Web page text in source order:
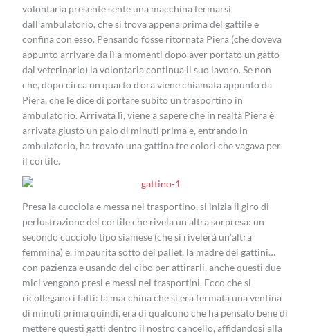
volontaria presente sente una macchina fermarsi
dall’ambulatorio, che si trova appena prima del gattile e
confina con esso. Pensando fosse ritornata Piera (che doveva
appunto arrivare da lì a momenti dopo aver portato un gatto
dal veterinario) la volontaria continua il suo lavoro. Se non
che, dopo circa un quarto d’ora viene chiamata appunto da
Piera, che le dice di portare subito un trasportino in
ambulatorio. Arrivata lì, viene a sapere che in realtà Piera è
arrivata giusto un paio di minuti prima e, entrando in
ambulatorio, ha trovato una gattina tre colori che vagava per
il cortile.
Presa la cucciola e messa nel trasportino, si inizia il giro di
perlustrazione del cortile che rivela un’altra sorpresa: un
secondo cucciolo tipo siamese (che si rivelerà un’altra
femmina) e, impaurita sotto dei pallet, la madre dei gattini…
con pazienza e usando del cibo per attirarli, anche questi due
mici vengono presi e messi nei trasportini. Ecco che si
ricollegano i fatti: la macchina che si era fermata una ventina
di minuti prima quindi, era di qualcuno che ha pensato bene di
mettere questi gatti dentro il nostro cancello, affidandosi alla